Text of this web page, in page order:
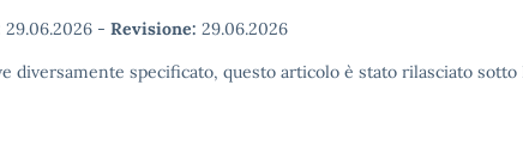
29.06.2026 - Revisione: 29.06.2026
diversamente specificato, questo articolo è stato rilasciato